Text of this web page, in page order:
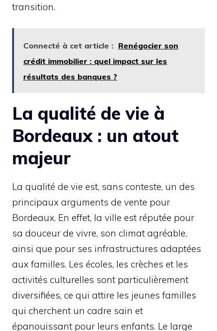
transition.
Connecté à cet article : Renégocier son
crédit immobilier : quel impact sur les
résultats des banques ?
La qualité de vie à
Bordeaux : un atout
majeur
La qualité de vie est, sans conteste, un des
principaux arguments de vente pour
Bordeaux. En effet, la ville est réputée pour
sa douceur de vivre, son climat agréable,
ainsi que pour ses infrastructures adaptées
aux familles. Les écoles, les crèches et les
activités culturelles sont particulièrement
diversifiées, ce qui attire les jeunes familles
qui cherchent un cadre sain et
épanouissant pour leurs enfants. Le large